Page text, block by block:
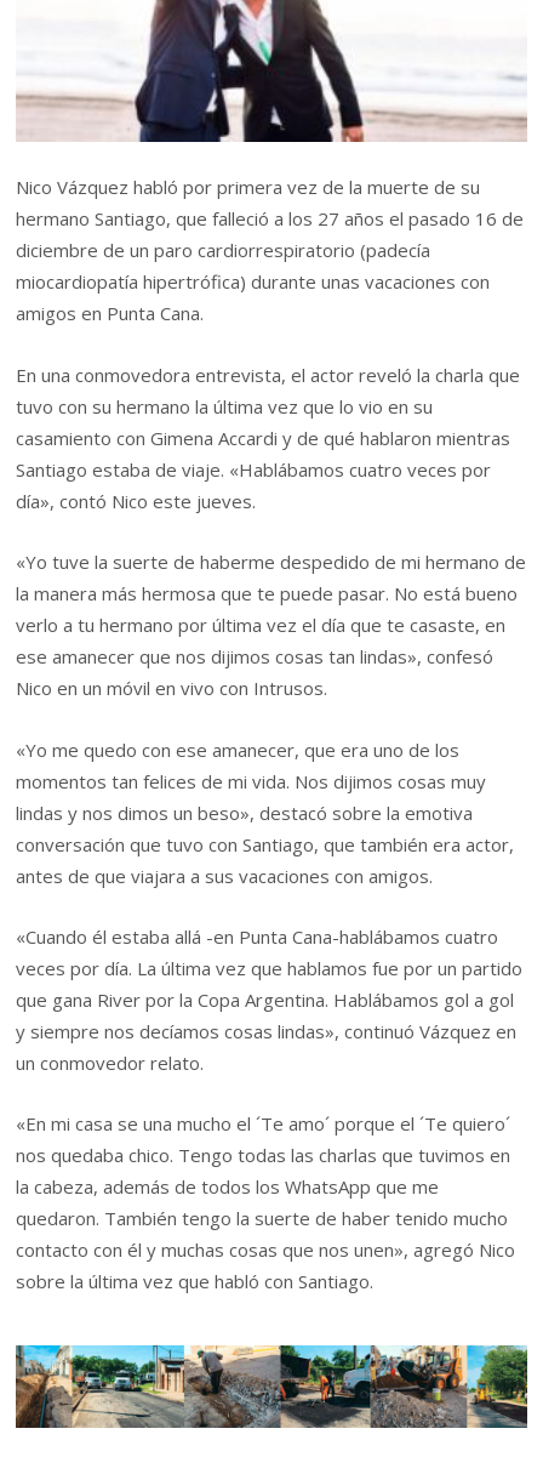
Nico Vázquez habló por primera vez de la muerte de su
hermano Santiago, que falleció a los 27 años el pasado 16 de
diciembre de un paro cardiorrespiratorio (padecía
miocardiopatía hipertrófica) durante unas vacaciones con
amigos en Punta Cana.
En una conmovedora entrevista, el actor reveló la charla que
tuvo con su hermano la última vez que lo vio en su
casamiento con Gimena Accardi y de qué hablaron mientras
Santiago estaba de viaje. «Hablábamos cuatro veces por
día», contó Nico este jueves.
«Yo tuve la suerte de haberme despedido de mi hermano de
la manera más hermosa que te puede pasar. No está bueno
verlo a tu hermano por última vez el día que te casaste, en
ese amanecer que nos dijimos cosas tan lindas», confesó
Nico en un móvil en vivo con Intrusos.
«Yo me quedo con ese amanecer, que era uno de los
momentos tan felices de mi vida. Nos dijimos cosas muy
lindas y nos dimos un beso», destacó sobre la emotiva
conversación que tuvo con Santiago, que también era actor,
antes de que viajara a sus vacaciones con amigos.
«Cuando él estaba allá -en Punta Cana-hablábamos cuatro
veces por día. La última vez que hablamos fue por un partido
que gana River por la Copa Argentina. Hablábamos gol a gol
y siempre nos decíamos cosas lindas», continuó Vázquez en
un conmovedor relato.
«En mi casa se una mucho el ´Te amo´ porque el ´Te quiero´
nos quedaba chico. Tengo todas las charlas que tuvimos en
la cabeza, además de todos los WhatsApp que me
quedaron. También tengo la suerte de haber tenido mucho
contacto con él y muchas cosas que nos unen», agregó Nico
sobre la última vez que habló con Santiago.